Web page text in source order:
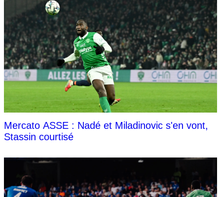
Mercato ASSE : Nadé et Miladinovic s'en vont,
Stassin courtisé